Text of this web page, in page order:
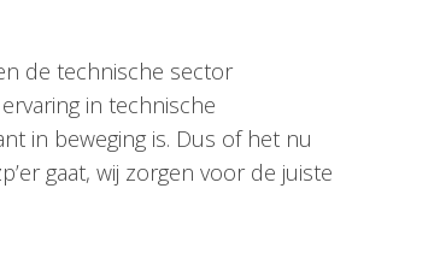
de technische sector
in technische
in beweging is. Dus of het nu
gaat, wij zorgen voor de juiste